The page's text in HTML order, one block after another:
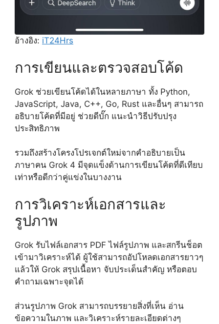
อ้างอิง: iT24Hrs
การเขียนและตรวจสอบโค้ด
Grok ช่วยเขียนโค้ดได้ในหลายภาษา ทั้ง Python,
JavaScript, Java, C++, Go, Rust และอื่นๆ สามารถ
อธิบายโค้ดที่มีอยู่ ช่วยดีบั๊ก แนะนำวิธีปรับปรุง
ประสิทธิภาพ
รวมถึงสร้างโครงโปรเจกต์ใหม่จากคำอธิบายเป็น
ภาษาคน Grok 4 มีจุดแข็งด้านการเขียนโค้ดที่ดีเทียบ
เท่าหรือดีกว่าคู่แข่งในบางงาน
การวิเคราะห์เอกสารและ
รูปภาพ
Grok รับไฟล์เอกสาร PDF ไฟล์รูปภาพ และสกรีนช็อต
เข้ามาวิเคราะห์ได้ ผู้ใช้สามารถอัปโหลดเอกสารยาวๆ
แล้วให้ Grok สรุปเนื้อหา จับประเด็นสำคัญ หรือตอบ
คำถามเฉพาะจุดได้
ส่วนรูปภาพ Grok สามารถบรรยายสิ่งที่เห็น อ่าน
ข้อความในภาพ และวิเคราะห์รายละเอียดต่างๆ